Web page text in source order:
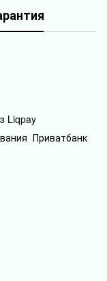
Liqpay
Приватбанк